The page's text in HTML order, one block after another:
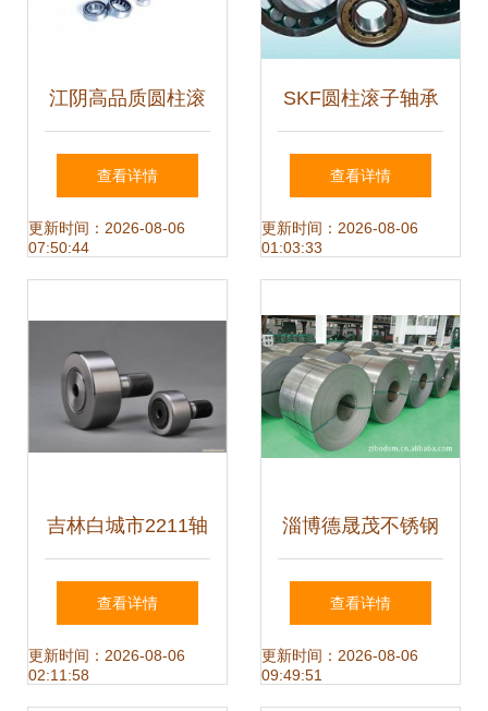
江阴高品质圆柱滚
子轴承系列——机
械行业设备领域的
查看详情
更新时间：2026-08-06
07:50:44
SKF圆柱滚子轴承
UN2208E 高端制
造的精密之选
查看详情
更新时间：2026-08-06
01:03:33
吉林白城市2211轴
承 NSK进口机械轴
承的优质之选
查看详情
更新时间：2026-08-06
02:11:58
淄博德晟茂不锈钢
销售轴承钢产品列
表
查看详情
更新时间：2026-08-06
09:49:51